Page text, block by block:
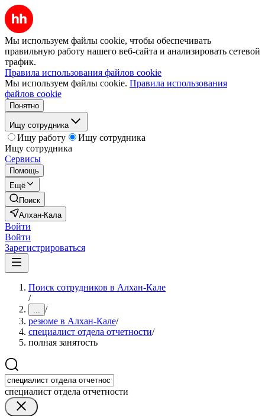
Мы используем файлы cookie, чтобы обеспечивать
правильную работу нашего веб-сайта и анализировать сетевой
трафик.
Правила использования файлов cookie
Мы используем файлы cookie. Правила использования
файлов cookie
Понятно
Ищу сотрудника
Ищу работу
Ищу сотрудника
Ищу сотрудника
Сервисы
Помощь
Ещё
Поиск
Алхан-Кала
Войти
Войти
Зарегистрироваться
Поиск сотрудников в Алхан-Кале
/
... /
резюме в Алхан-Кале/
специалист отдела отчетности/
полная занятость
специалист отдела отчетности